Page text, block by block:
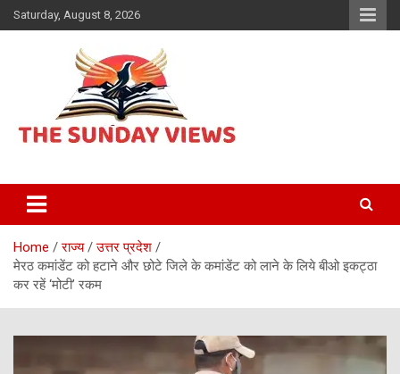
Skip
to
Saturday, August 8, 2026
The Sunday views
Home राज्य
उत्तर प्रदेश
मेरठ कमांडेंट को हटाने और छोटे जिले के कमांडेंट को लाने के लिये बीओ इकट्ठा
कर रहें ‘मोटी’ रकम